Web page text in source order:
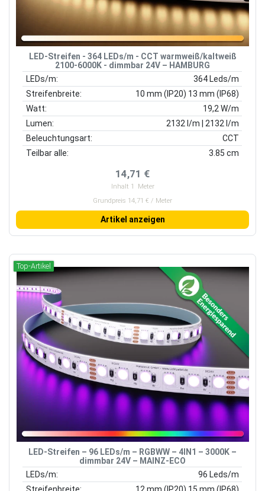
LED-Streifen - 364 LEDs/m - CCT warmweiß/kaltweiß
2100-6000K - dimmbar 24V – HAMBURG
LEDs/m:
364 Leds/m
Streifenbreite:
10 mm (IP20) 13 mm (IP68)
Watt:
19,2 W/m
Lumen:
2132 l/m | 2132 l/m
Beleuchtungsart:
CCT
Teilbar alle:
3.85 cm
14,71 €
Inhalt 1
Meter
Grundpreis 14,71 € / Meter
Artikel anzeigen
Top-Artikel
LED-Streifen – 96 LEDs/m – RGBWW – 4IN1 – 3000K –
dimmbar 24V – MAINZ-ECO
LEDs/m:
96 Leds/m